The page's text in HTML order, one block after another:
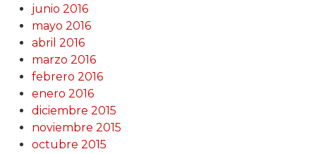
junio 2016
mayo 2016
abril 2016
marzo 2016
febrero 2016
enero 2016
diciembre 2015
noviembre 2015
octubre 2015